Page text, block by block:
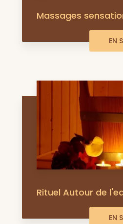
Massages
EN
Rituel Autour de
EN